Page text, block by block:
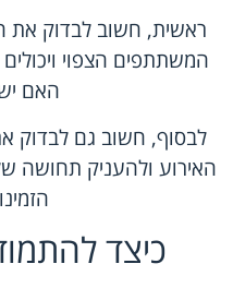
ראשית, חשוב לבדוק את
המשתתפים הצפוי
האם
לבסוף, חשוב גם לבדוק
האירוע ולהעניק תחושה
כיצד